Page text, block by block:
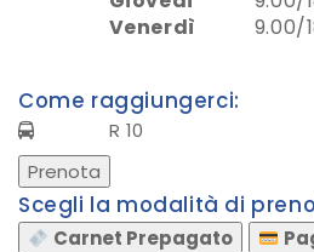
Venerdì
9.00/
Come raggiungerci:
R 10
Prenota
Scegli la modalità di
Carnet Prepagato